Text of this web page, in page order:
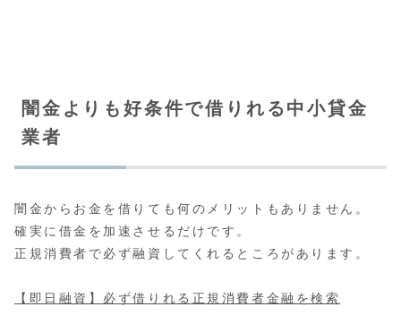
闇金よりも好条件で借りれる中小貸金
業者
闇金からお金を借りても何のメリットもありません。
確実に借金を加速させるだけです。
正規消費者で必ず融資してくれるところがあります。
【即日融資】必ず借りれる正規消費者金融を検索